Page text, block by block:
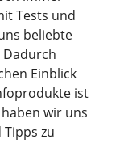
Tests und
beliebte
Einblick
ist
wir uns
zu